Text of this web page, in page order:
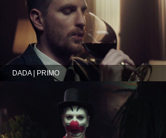
DADA | PRIMO